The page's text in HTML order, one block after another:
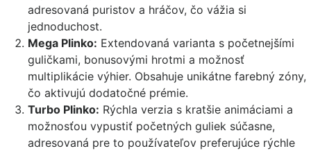
adresovaná puristov a hráčov, čo vážia si
jednoduchost.
Mega Plinko: Extendovaná varianta s početnejšími
guličkami, bonusovými hrotmi a možnosť
multiplikácie výhier. Obsahuje unikátne farebný zóny,
čo aktivujú dodatočné prémie.
Turbo Plinko: Rýchla verzia s kratšie animáciami a
možnosťou vypustiť početných guliek súčasne,
adresovaná pre to používateľov preferujúce rýchle